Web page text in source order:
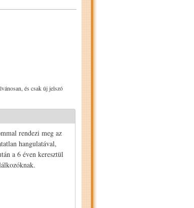
és csak új jelszó
rendezi meg az
hangulatával,
a 6 éven keresztül